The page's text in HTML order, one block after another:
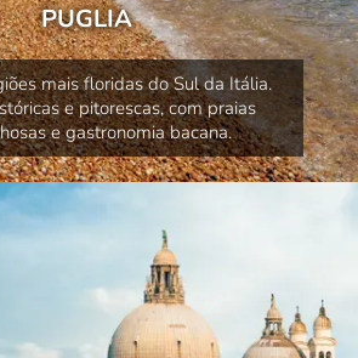
PUGLIA
mais floridas do Sul da Itália.
e pitorescas, com praias
e gastronomia bacana.